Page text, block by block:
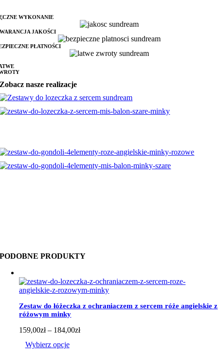
WYKONANIE
JAKOŚCI
PŁATNOŚCI
Zobacz nasze realizacje
PODOBNE PRODUKTY
Zestaw do łóżeczka z ochraniaczem z sercem róże angielskie z
różowym minky
159,00zł – 184,00złZakres
Wybierz opcje